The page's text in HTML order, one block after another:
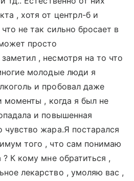
, хотя от центрл-б и
не так сильно бросает в
просто
, несмотря на то что
молодые люди я
и пробовал даже
моменты , когда я был не
и повышенная
чувство жара.Я постарался
того , что сам понимаю
К кому мне обратиться ,
лекарство , умоляю вас ,